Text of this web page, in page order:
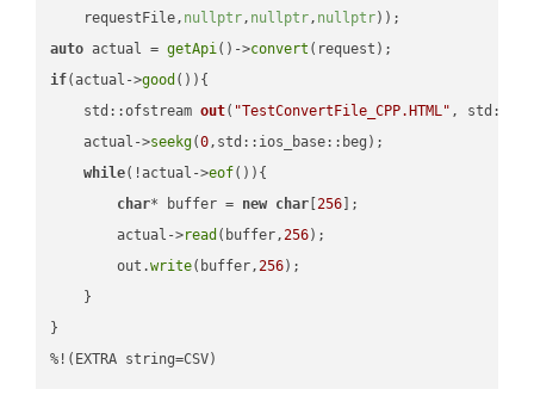
    requestFile,
nullptr, nullptr, nullptr))
auto actual = getApi()->convert
if(actual->good ()){
std::ofstream out( "TestConvertFile_CPP.HTML" ,
    actual->
seekg(0,std::ios_base::beg);
while(!actual->eof()){
char* buffer = new char [256 ];
        actual->
read (buffer,256);
        out.
write(buffer,256);
    }
}
%!(EXTRA string=CSV)